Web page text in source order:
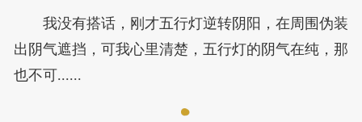
我没有搭话，刚才五行灯逆转阴阳，在周围伪装
出阴气遮挡，可我心里清楚，五行灯的阴气在纯，那
也不可......